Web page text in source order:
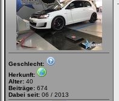
Geschlecht:
Herkunft:
Alter: 40
Beiträge: 674
Dabei seit: 06 / 2013